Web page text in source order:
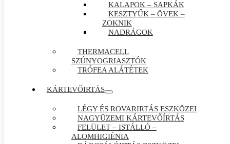
KALAPOK – SAPKÁK
KESZTYŰK – ÖVEK –
ZOKNIK
NADRÁGOK
THERMACELL
SZÚNYOGRIASZTÓK
TRÓFEA ALÁTÉTEK
KÁRTEVŐIRTÁS
LÉGY ÉS ROVARIRTÁS ESZKÖZEI
NAGYÜZEMI KÁRTEVŐÍRTÁS
FELÜLET – ISTÁLLÓ –
ALOMHIGIÉNIA